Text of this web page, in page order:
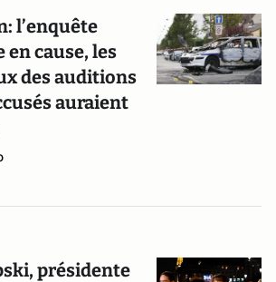
l’enquête
cause, les
des auditions
auraient
présidente